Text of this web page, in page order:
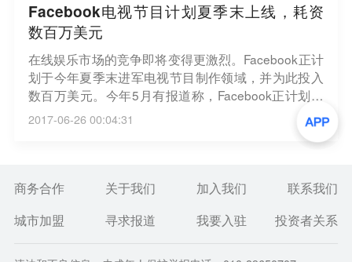
Facebook电视节目计划夏季末上线，耗资
数百万美元
在线娱乐市场的竞争即将变得更激烈。Facebook正计
划于今年夏季末进军电视节目制作领域，并为此投入
数百万美元。今年5月有报道称，Facebook正计划在
最初阶段推出一系列电视节目，其中既包括高端、价
格较高的节目，也包括较短、低预算的视频内容。此
外，Facebook似乎也考虑展开创新，例如推出基于虚
2017-06-26 00:04:31
商务合作 关于我们 加入我们
联系我们
城市加盟
寻求报道 我要入驻 投资者关系